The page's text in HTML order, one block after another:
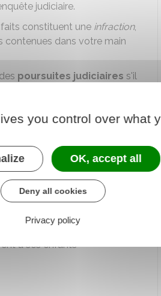
judiciaire.
constituent une infraction,
contenues dans votre main
poursuites judiciaires s'il
une procédure judiciaire.
domicile
à ses enfants
you control over what
OK, accept all
Deny all cookies
Privacy policy